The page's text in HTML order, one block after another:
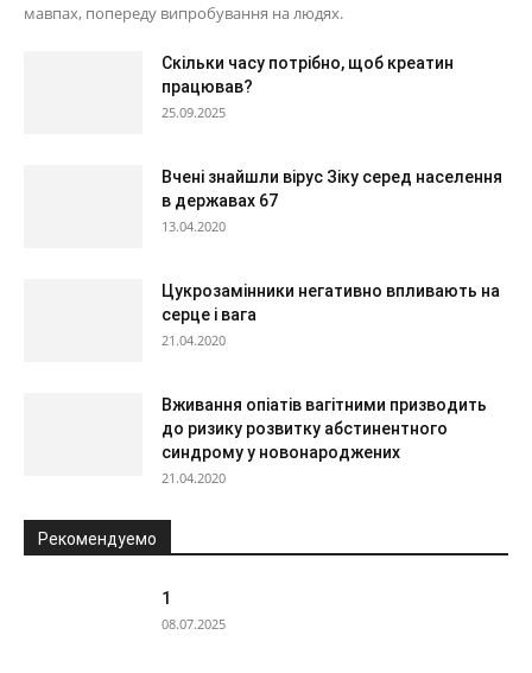
мавпах, попереду випробування на людях.
Скільки часу потрібно, щоб креатин
працював?
25.09.2025
Вчені знайшли вірус Зіку серед населення
в державах 67
13.04.2020
Цукрозамінники негативно впливають на
серце і вага
21.04.2020
Вживання опіатів вагітними призводить
до ризику розвитку абстинентного
синдрому у новонароджених
21.04.2020
Рекомендуемо
1
08.07.2025